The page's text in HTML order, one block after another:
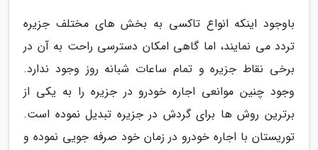
باوجود اینکه انواع تاکسی به بخش های مختلف جزیره
تردد می نمایند، اما گاهی امکان دسترسی راحت به آن در
برخی نقاط جزیره و تمام ساعات شبانه روز وجود ندارد.
وجود چنین موانعی اجاره خودرو در جزیره را به یکی از
برترین روش ها برای گردش در جزیره تبدیل نموده است.
توریستان با اجاره خودرو در زمان خود صرفه جویی نموده و